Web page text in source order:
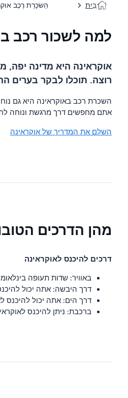
בַּיִת הַשׂכָּרַת רֶכֶב
למה לשכור רכב
אוקראינה היא מדינה
רוצה. תוכלו לבקר בערים
השכרת רכב באוקראינה היא גם
אתם מחפשים דרך מרגשת ונוחה
השלם את המדריך של אוקראינה
מהן הדרכים
דרכים להיכנס לאוקראינה
באוויר: שדות תעופה
דרך היבשה: אתה יכול
דרך הים: אתה יכול להיכנס
ברכבת: ניתן להיכנס